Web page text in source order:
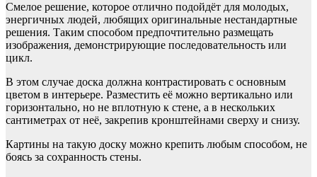
Смелое решение, которое отлично подойдёт для молодых,
энергичных людей, любящих оригинальные нестандартные
решения. Таким способом предпочтительно размещать
изображения, демонстрирующие последовательность или
цикл.
В этом случае доска должна контрастировать с основным
цветом в интерьере. Разместить её можно вертикально или
горизонтально, но не вплотную к стене, а в нескольких
сантиметрах от неё, закрепив кронштейнами сверху и снизу.
Картины на такую доску можно крепить любым способом, не
боясь за сохранность стены.